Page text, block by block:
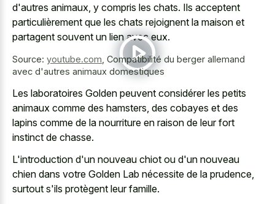
d'autres animaux, y compris les chats. Ils acceptent
particulièrement que les chats rejoignent la maison et
partagent souvent un lien avec eux.
Source: youtube.com Compatibilité du berger allemand
avec d'autres animaux domestiques
Les laboratoires Golden peuvent considérer les petits
animaux comme des hamsters, des cobayes et des
lapins comme de la nourriture en raison de leur fort
instinct de chasse.
L'introduction d'un nouveau chiot ou d'un nouveau
chien dans votre Golden Lab nécessite de la prudence,
surtout s'ils protègent leur famille.